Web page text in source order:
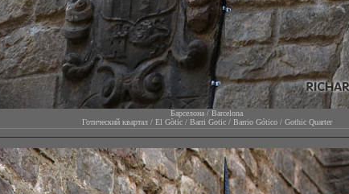
Барселона / Barcelona
Готический квартал / El Gòtic / Barri Gotic / Barrio Gótico / Gothic Quarter